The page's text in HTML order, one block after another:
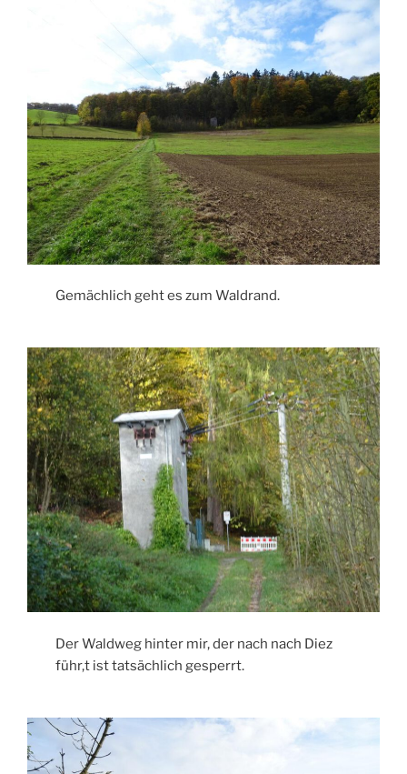
Gemächlich geht es zum Waldrand.
Der Waldweg hinter mir, der nach nach Diez
führ,t ist tatsächlich gesperrt.